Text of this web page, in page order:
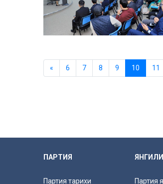
« 6 7 8 9 10 11
ПАРТИЯ
Партия тарихи
Партия